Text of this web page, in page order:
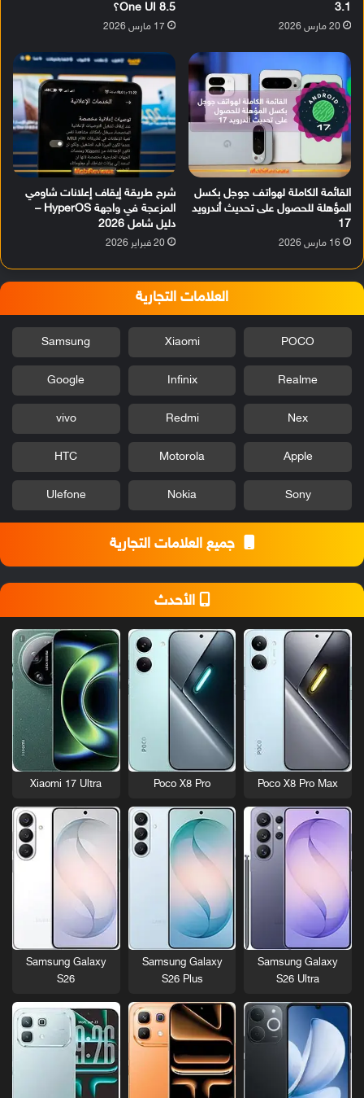
3.1
20 مارس 2026
One UI 8.5؟
17 مارس 2026
القائمة الكاملة لهواتف جوجل بكسل
المؤهلة للحصول على تحديث أندرويد
17
16 مارس 2026
شرح طريقة إيقاف إعلانات شاومي
المزعجة في واجهة HyperOS –
دليل شامل 2026
20 فبراير 2026
العلامات التجارية
POCO
Xiaomi
Samsung
Realme
Infinix
Google
Nex
Redmi
vivo
Apple
Motorola
HTC
Sony
Nokia
Ulefone
جميع العلامات التجارية
الأحدث
Poco X8 Pro Max
Poco X8 Pro
Xiaomi 17 Ultra
Samsung Galaxy
S26 Ultra
Samsung Galaxy
S26 Plus
Samsung Galaxy
S26